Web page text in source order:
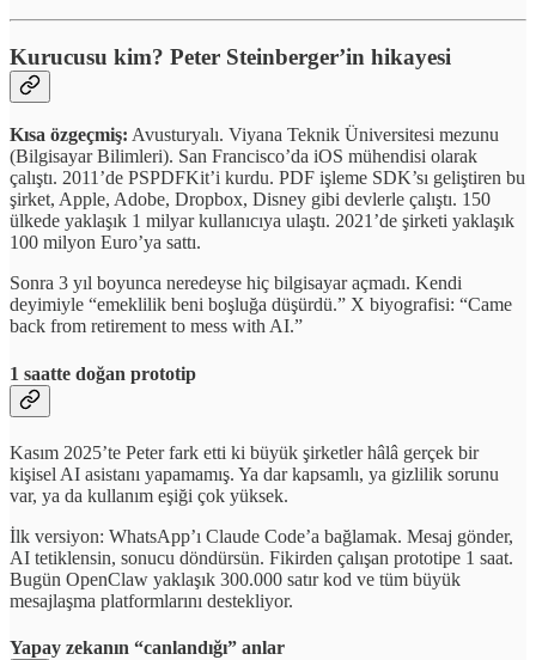
Kurucusu kim? Peter Steinberger’in hikayesi
Kısa özgeçmiş: Avusturyalı. Viyana Teknik Üniversitesi mezunu
(Bilgisayar Bilimleri). San Francisco’da iOS mühendisi olarak
çalıştı. 2011’de PSPDFKit’i kurdu. PDF işleme SDK’sı geliştiren bu
şirket, Apple, Adobe, Dropbox, Disney gibi devlerle çalıştı. 150
ülkede yaklaşık 1 milyar kullanıcıya ulaştı. 2021’de şirketi yaklaşık
100 milyon Euro’ya sattı.
Sonra 3 yıl boyunca neredeyse hiç bilgisayar açmadı. Kendi
deyimiyle “emeklilik beni boşluğa düşürdü.” X biyografisi: “Came
back from retirement to mess with AI.”
1 saatte doğan prototip
Kasım 2025’te Peter fark etti ki büyük şirketler hâlâ gerçek bir
kişisel AI asistanı yapamamış. Ya dar kapsamlı, ya gizlilik sorunu
var, ya da kullanım eşiği çok yüksek.
İlk versiyon: WhatsApp’ı Claude Code’a bağlamak. Mesaj gönder,
AI tetiklensin, sonucu döndürsün. Fikirden çalışan prototipe 1 saat.
Bugün OpenClaw yaklaşık 300.000 satır kod ve tüm büyük
mesajlaşma platformlarını destekliyor.
Yapay zekanın “canlandığı” anlar